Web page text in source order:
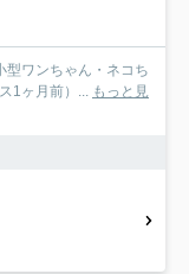
ワンちゃん・ネコち
1ヶ月前）... もっと見